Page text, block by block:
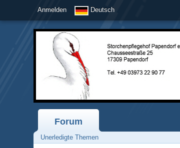
Anmelden Deutsch
Forum
Unerledigte Themen